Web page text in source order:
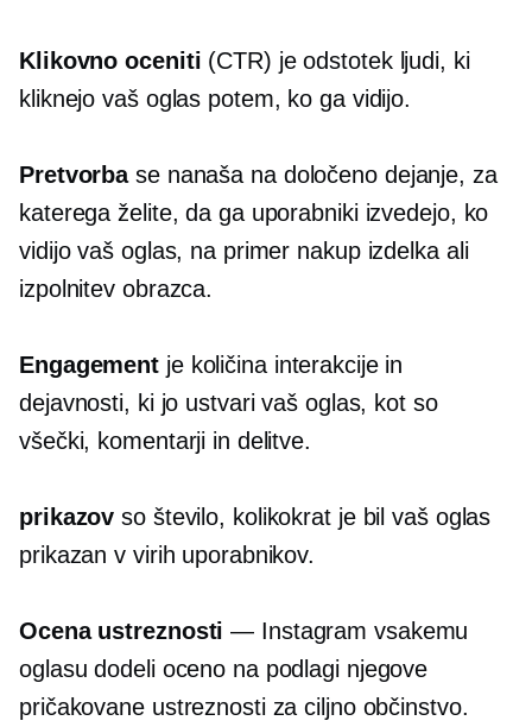
Klikovno oceniti (CTR) je odstotek ljudi, ki
kliknejo vaš oglas potem, ko ga vidijo.
Pretvorbase nanaša na določeno dejanje, za
katerega želite, da ga uporabniki izvedejo, ko
vidijo vaš oglas, na primer nakup izdelka ali
izpolnitev obrazca.
Engagement je količina interakcije in
dejavnosti, ki jo ustvari vaš oglas, kot so
všečki, komentarji in delitve.
prikazov so število, kolikokrat je bil vaš oglas
prikazan v virih uporabnikov.
Ocena ustreznosti — Instagram vsakemu
oglasu dodeli oceno na podlagi njegove
pričakovane ustreznosti za ciljno občinstvo.